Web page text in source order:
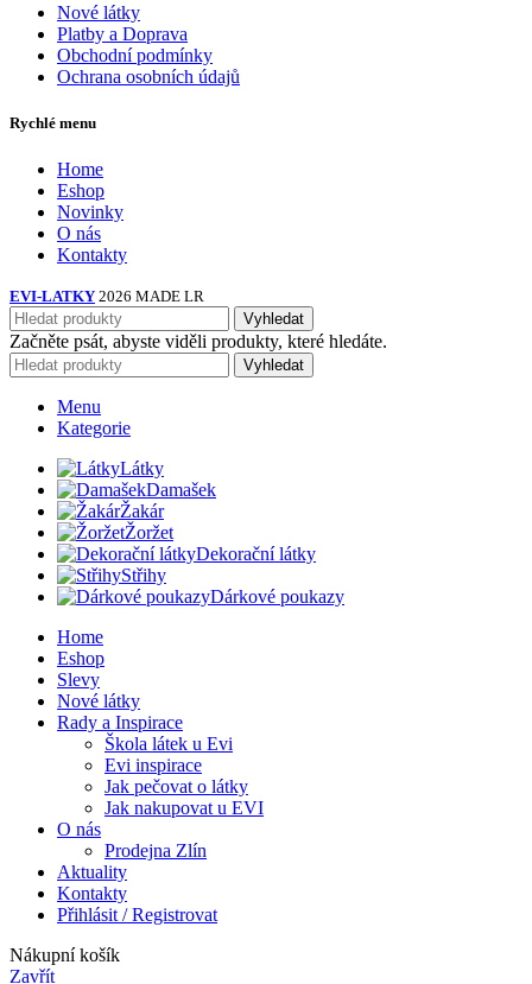
Nové látky
Platby a Doprava
Obchodní podmínky
Ochrana osobních údajů
Rychlé menu
Home
Eshop
Novinky
O nás
Kontakty
EVI-LATKY 2026 MADE LR
Vyhledat
Začněte psát, abyste viděli produkty, které hledáte.
Vyhledat
Menu
Kategorie
Látky
Damašek
Žakár
Žoržet
Dekorační látky
Střihy
Dárkové poukazy
Home
Eshop
Slevy
Nové látky
Rady a Inspirace
Škola látek u Evi
Evi inspirace
Jak pečovat o látky
Jak nakupovat u EVI
O nás
Prodejna Zlín
Aktuality
Kontakty
Přihlásit / Registrovat
Nákupní košík
Zavřít